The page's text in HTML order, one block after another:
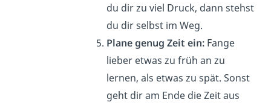
du dir zu viel Druck, dann stehst
du dir selbst im Weg.
Plane genug Zeit ein: Fange
lieber etwas zu früh an zu
lernen, als etwas zu spät. Sonst
geht dir am Ende die Zeit aus